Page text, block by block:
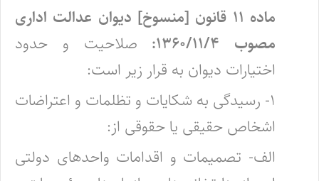
ماده ۱۱ قانون [منسوخ] دیوان عدالت اداری
مصوب ۱۳۶۰/۱۱/۴:
صلاحیت و حدود
اختیارات دیوان به قرار زیر است:
۱- رسیدگی به شکایات و تظلمات و اعتراضات
اشخاص حقیقی یا حقوقی از:
الف- تصمیمات و اقدامات واحدهای دولتی